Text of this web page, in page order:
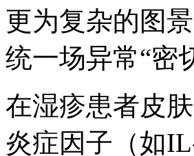
更为复杂的图
统一场异常“密
在湿疹患者皮
炎症因子（如